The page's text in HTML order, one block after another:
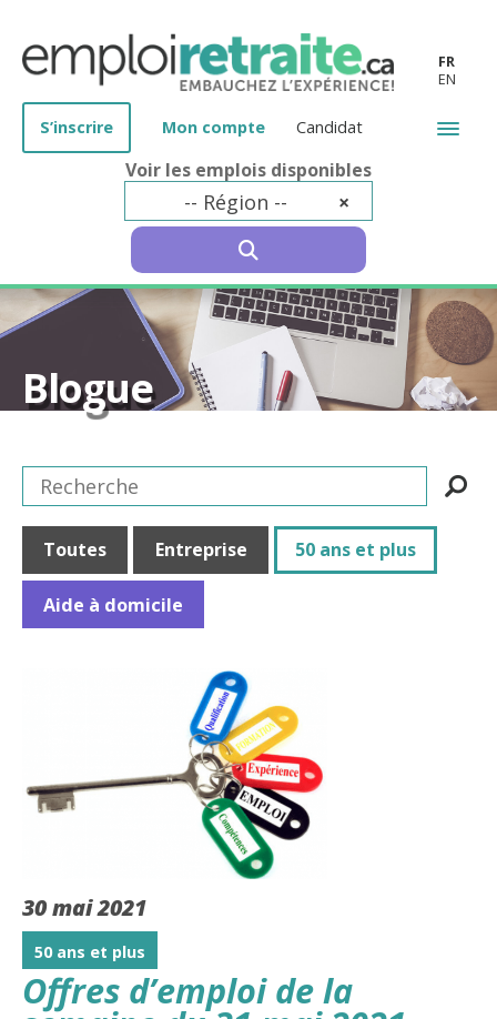
Voir les emplois disponibles
×
-- Région --
FR
EN
S’inscrire Mon compte Candidat
Blogue
Toutes Entreprise 50 ans et plus
Aide à domicile
30 mai 2021
50 ans et plus
Offres d’emploi de la